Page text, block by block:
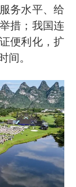
务水平、给
措；我国连
便利化，扩
。